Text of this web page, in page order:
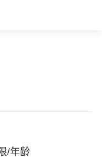
/年龄